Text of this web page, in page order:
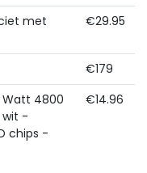
met
€29.95
€179
Watt 4800
wit -
chips -
€14.96